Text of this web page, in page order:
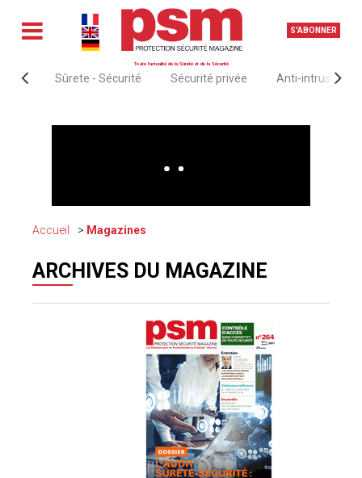
S'ABONNER
Toute l'actualité de la Sûreté et de la Sécurité
Sûrete - Sécurité Sécurité privée Anti-intrusion &
Accueil Magazines
ARCHIVES DU MAGAZINE